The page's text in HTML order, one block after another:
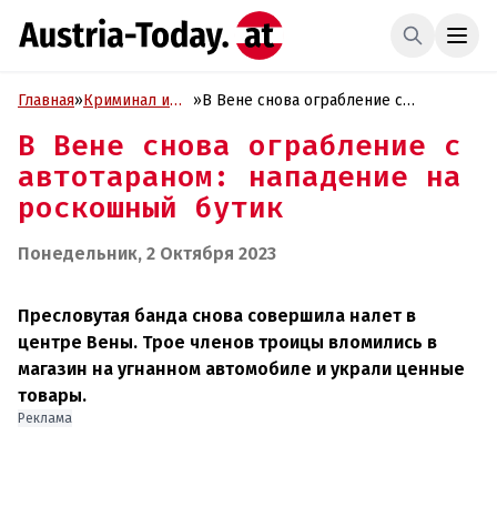
Главная»Криминал и
»В Вене снова ограбление с
роскошный бутик
В Вене снова ограбление с
автотараном: нападение на
роскошный бутик
Понедельник, 2 Октября 2023
Пресловутая банда снова совершила налет в
центре Вены. Трое членов троицы вломились в
магазин на угнанном автомобиле и украли ценные
товары.
Реклама